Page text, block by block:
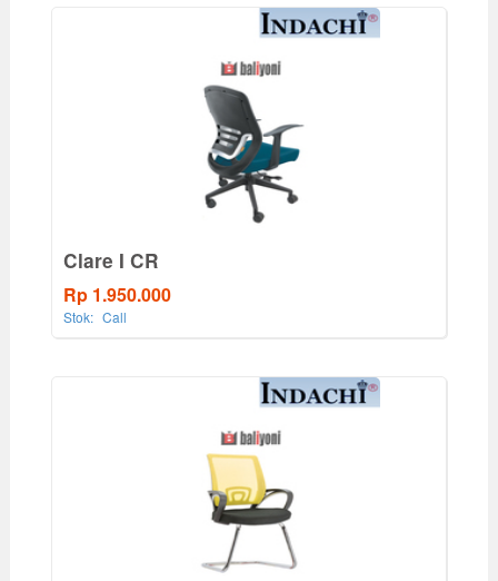
Clare I CR
Rp 1.950.000
Stok: Call